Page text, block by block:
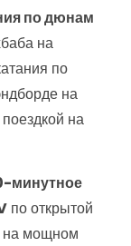
по дюнам
на
по
на
на
минутное
по открытой
на мощном